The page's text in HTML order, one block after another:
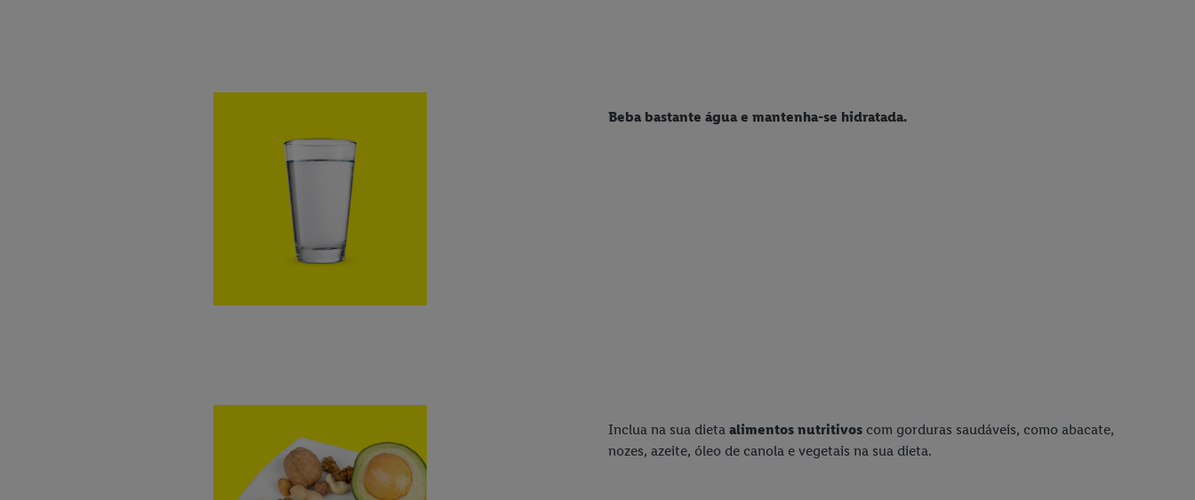
Beba bastante água e mantenha-se hidratada.
Inclua na sua dieta alimentos nutritivos com gorduras saudáveis, como abacate,
nozes, azeite, óleo de canola e vegetais na sua dieta.